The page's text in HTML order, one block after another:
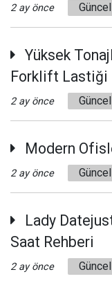
2 ay önce Güncel
Yüksek
Forklift Lastiği
2 ay önce Güncel
Modern
2 ay önce Güncel
Lady
Saat Rehberi
2 ay önce Güncel